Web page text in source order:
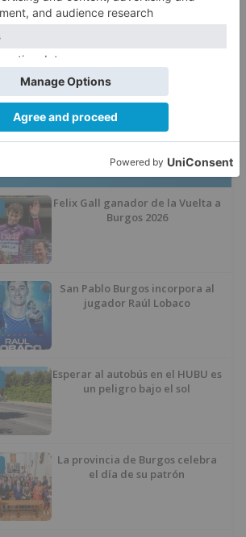
versión de un repartidor tras
desaparecer 3.256 euros
LO ÚLTIMO
Felix Gall ganador de la Vuelta a
Burgos 2026
San Pablo Burgos incorpora al
jugador Raúl Lobaco
Esperar al autobús en el HUBU es
un peligro bajo el sol
La provincia de Burgos celebra
el día de su patrón